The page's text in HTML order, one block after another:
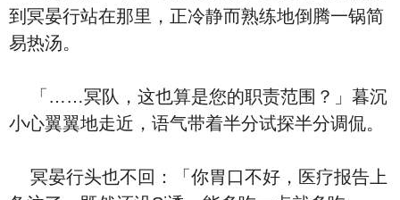
到冥晏行站在那里，正冷静而熟练地倒腾一锅简
易热汤。
「……冥队，这也算是您的职责范围？」暮沉
小心翼翼地走近，语气带着半分试探半分调侃。
冥晏行头也不回：「你胃口不好，医疗报告上